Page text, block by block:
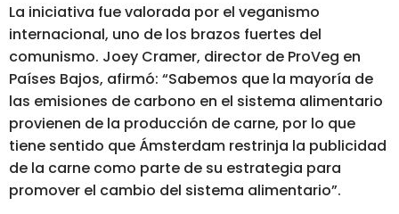
La iniciativa fue valorada por el veganismo
internacional, uno de los brazos fuertes del
comunismo. Joey Cramer, director de ProVeg en
Países Bajos, afirmó: “Sabemos que la mayoría de
las emisiones de carbono en el sistema alimentario
provienen de la producción de carne, por lo que
tiene sentido que Ámsterdam restrinja la publicidad
de la carne como parte de su estrategia para
promover el cambio del sistema alimentario”.